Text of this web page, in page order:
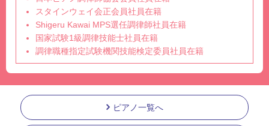
スタインウェイ会正会員社員在籍
Shigeru Kawai MPS選任調律師社員在籍
国家試験1級調律技能士社員在籍
調律職種指定試験機関技能検定委員社員在籍
ピアノ一覧へ